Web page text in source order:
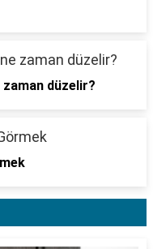
düzelir?